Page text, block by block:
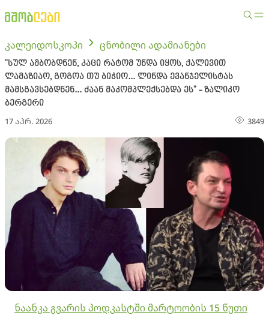
კალეიდოსკოპი ცნობილი ადამიანები
"სულ ამბობდნენ, კაცი რატომ უნდა იყოს, ქალივით
ლამაზიაო, გოგოა თუ ბიჭიო... ლინდა ევანჯელისტას
მამსგავსებდნენ... ძაან მაკომპლექსებდა ეს" - ზალიკო
ბერგერი
17 აპრ. 2026 3849
ნაანკა გვარის პოდკასტში მარტოობის 15 წუთი